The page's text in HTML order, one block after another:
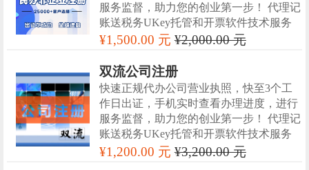
服务监督，助力您的创业第一步！ 代理记
账送税务UKey托管和开票软件技术服务
¥1,500.00 元¥2,000.00 元
双流公司注册
快速正规代办公司营业执照，快至3个工
作日出证，手机实时查看办理进度，进行
服务监督，助力您的创业第一步！ 代理记
账送税务UKey托管和开票软件技术服务
¥1,200.00 元¥3,200.00 元